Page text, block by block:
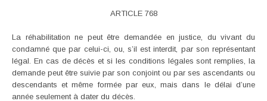
ARTICLE 768
La réhabilitation ne peut être demandée en justice, du vivant du
condamné que par celui-ci, ou, s’il est interdit, par son représentant
légal. En cas de décès et si les conditions légales sont remplies, la
demande peut être suivie par son conjoint ou par ses ascendants ou
descendants et même formée par eux, mais dans le délai d’une
année seulement à dater du décès.